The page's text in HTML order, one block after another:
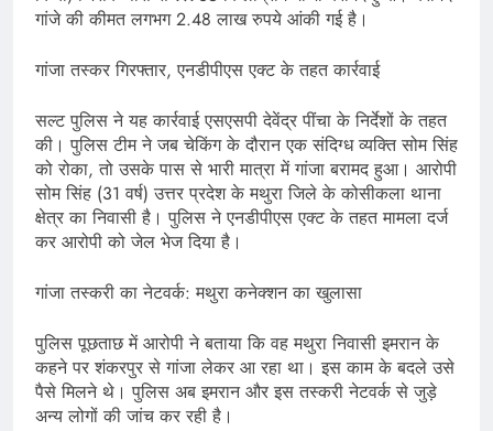
गांजे की कीमत लगभग 2.48 लाख रुपये आंकी गई है।
गांजा तस्कर गिरफ्तार, एनडीपीएस एक्ट के तहत कार्रवाई
सल्ट पुलिस ने यह कार्रवाई एसएसपी देवेंद्र पींचा के निर्देशों के तहत
की। पुलिस टीम ने जब चेकिंग के दौरान एक संदिग्ध व्यक्ति सोम सिंह
को रोका, तो उसके पास से भारी मात्रा में गांजा बरामद हुआ। आरोपी
सोम सिंह (31 वर्ष) उत्तर प्रदेश के मथुरा जिले के कोसीकला थाना
क्षेत्र का निवासी है। पुलिस ने एनडीपीएस एक्ट के तहत मामला दर्ज
कर आरोपी को जेल भेज दिया है।
गांजा तस्करी का नेटवर्क: मथुरा कनेक्शन का खुलासा
पुलिस पूछताछ में आरोपी ने बताया कि वह मथुरा निवासी इमरान के
कहने पर शंकरपुर से गांजा लेकर आ रहा था। इस काम के बदले उसे
पैसे मिलने थे। पुलिस अब इमरान और इस तस्करी नेटवर्क से जुड़े
अन्य लोगों की जांच कर रही है।